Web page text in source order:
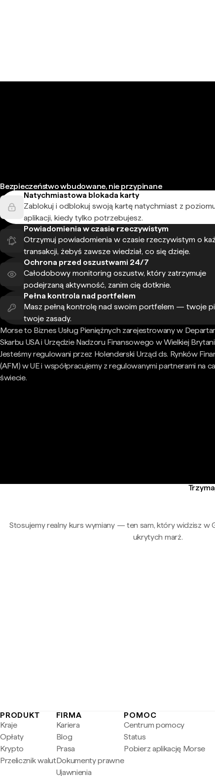
Bezpieczeństwo wbudowane, nie przypinane
Natychmiastowa blokada karty
Zablokuj i odblokuj swoją kartę natychmiast z
aplikacji, kiedy tylko potrzebujesz.
Powiadomienia w czasie rzeczywistym
Otrzymuj powiadomienia w czasie rzeczywistym o
transakcji, żebyś zawsze wiedział, co się dzieje.
Ochrona przed oszustwami 24/7
Całodobowy monitoring oszustw, który zatrzymuje
podejrzaną aktywność, zanim cię dotknie.
Pełna kontrola nad portfelem
Masz pełną kontrolę nad swoim portfelem — twoje
twoje zasady.
Morse to Biznes Usług Pieniężnych zarejestrowany w
Skarbu USA i Urzędzie Nadzoru Finansowego w Wielkiej
Jesteśmy regulowani przez Holenderski Urząd ds. Rynków
(AFM) w UE i współpracujemy z regulowanymi partnerami na
świecie.
Stosujemy realny kurs wymiany — ten sam, który widzisz w
ukrytych marż.
PRODUKT
Kraje
Opłaty
Krypto
Przelicznik walut
FIRMA
Kariera
Blog
Prasa
Dokumenty prawne
Ujawnienia
POMOC
Centrum pomocy
Status
Pobierz aplikację Morse